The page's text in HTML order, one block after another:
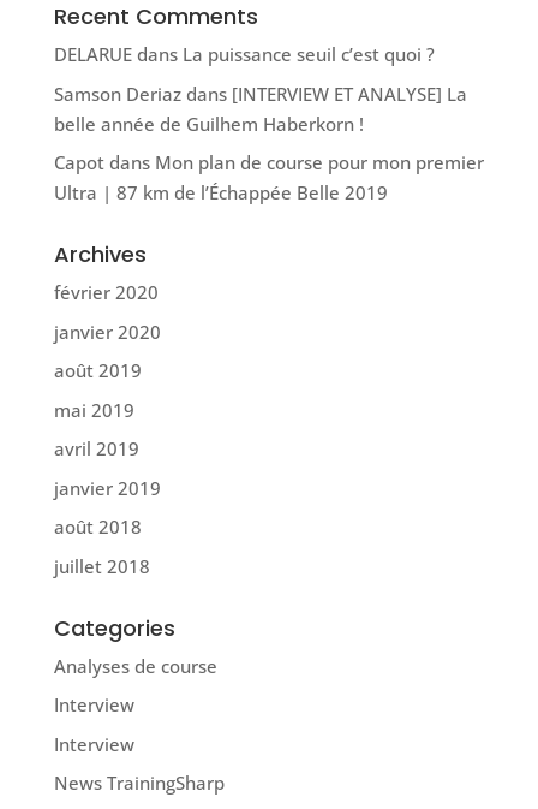
Recent Comments
DELARUEdans La puissance seuil c’est quoi ?
Samson Deriazdans [INTERVIEW ET ANALYSE] La
belle année de Guilhem Haberkorn !
Capotdans Mon plan de course pour mon premier
Ultra | 87 km de l’Échappée Belle 2019
Archives
février 2020
janvier 2020
août 2019
mai 2019
avril 2019
janvier 2019
août 2018
juillet 2018
Categories
Analyses de course
Interview
Interview
News TrainingSharp